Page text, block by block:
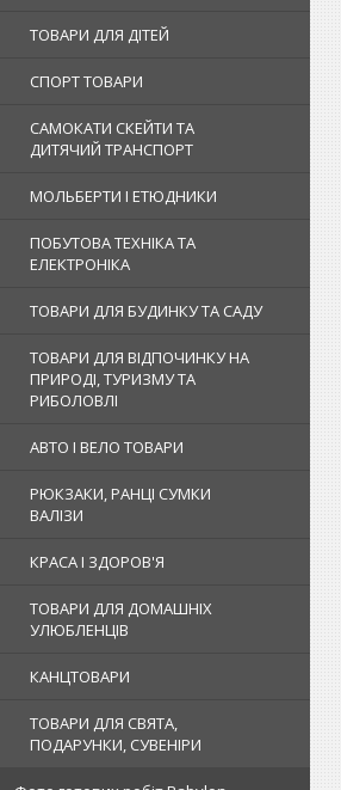
ТОВАРИ ДЛЯ ДІТЕЙ
СПОРТ ТОВАРИ
САМОКАТИ СКЕЙТИ ТА
ДИТЯЧИЙ ТРАНСПОРТ
МОЛЬБЕРТИ І ЕТЮДНИКИ
ПОБУТОВА ТЕХНІКА ТА
ЕЛЕКТРОНІКА
ТОВАРИ ДЛЯ БУДИНКУ ТА САДУ
ТОВАРИ ДЛЯ ВІДПОЧИНКУ НА
ПРИРОДІ, ТУРИЗМУ ТА
РИБОЛОВЛІ
АВТО І ВЕЛО ТОВАРИ
РЮКЗАКИ, РАНЦІ СУМКИ
ВАЛІЗИ
КРАСА І ЗДОРОВ'Я
ТОВАРИ ДЛЯ ДОМАШНІХ
УЛЮБЛЕНЦІВ
КАНЦТОВАРИ
ТОВАРИ ДЛЯ СВЯТА,
ПОДАРУНКИ, СУВЕНІРИ